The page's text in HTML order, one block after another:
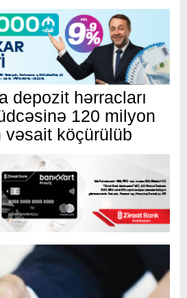
depozit hərracları
120 milyon
vəsait köçürülüb